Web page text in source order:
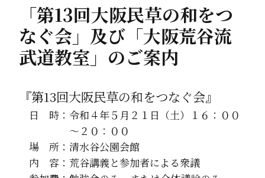
「第13回大阪民草の和をつ
なぐ会」及び「大阪荒谷流
武道教室」のご案内
『第13回大阪民草の和をつなぐ会』
日 時：令和４年５月２１日（土）１６：００
～２０：００
場 所：清水谷公園会館
内 容：荒谷講義と参加者による衆議